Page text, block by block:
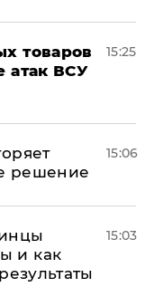
товаров
атак ВСУ
15:25
решение
15:06
и как
15:03